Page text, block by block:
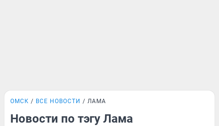
ОМСК ВСЕ НОВОСТИ ЛАМА
Новости по тэгу Лама